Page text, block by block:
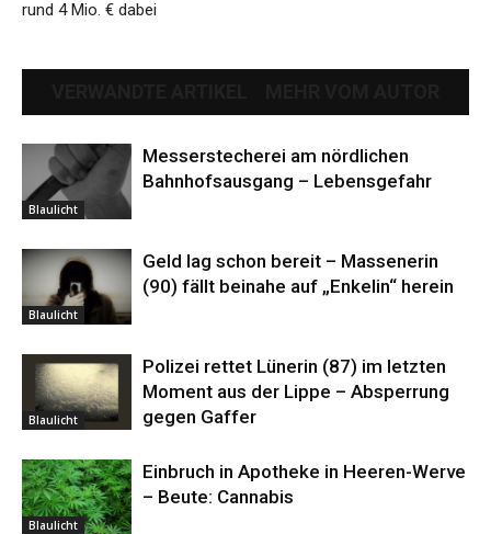
rund 4 Mio. € dabei
Blaulicht
Messerstecherei am nördlichen
Bahnhofsausgang – Lebensgefahr
Blaulicht
Geld lag schon bereit – Massenerin
(90) fällt beinahe auf „Enkelin“ herein
Blaulicht
Polizei rettet Lünerin (87) im letzten
Moment aus der Lippe – Absperrung
gegen Gaffer
Blaulicht
Einbruch in Apotheke in Heeren-Werve
– Beute: Cannabis